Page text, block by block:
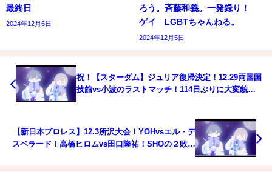
最終日
2024年12月6日
ろう。斉藤和義。一発録り！
ゲイ LGBTちゃんねる。
2024年12月5日
祝！【スターダム】ジュリア復帰決定！12.29両国国
技館vs小波のラストマッチ！114日ぶりに大変貌を
【新日本プロレス】12.3所沢大会！YOHvsエル・デ
スペラード！高橋ヒロムvs田口隆祐！SHOの２敗で